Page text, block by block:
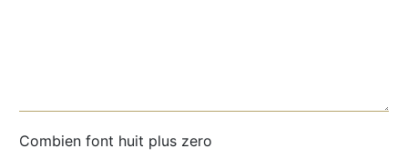
Combien font huit plus zero